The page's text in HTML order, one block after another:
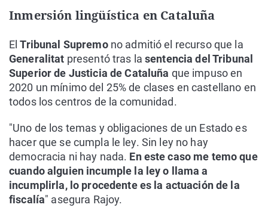
Inmersión lingüística en Cataluña
ElTribunal Supremono admitió el recurso que la
Generalitat presentó tras lasentencia del Tribunal
Superior de Justicia de Cataluña que impuso en
2020 un mínimo del 25% de clases en castellano en
todos los centros de la comunidad.
"Uno de los temas y obligaciones de un Estado es
hacer que se cumpla le ley. Sin ley no hay
democracia ni hay nada. En este caso me temo que
cuando alguien incumple la ley o llama a
incumplirla, lo procedente es la actuación de la
fiscalía" asegura Rajoy.